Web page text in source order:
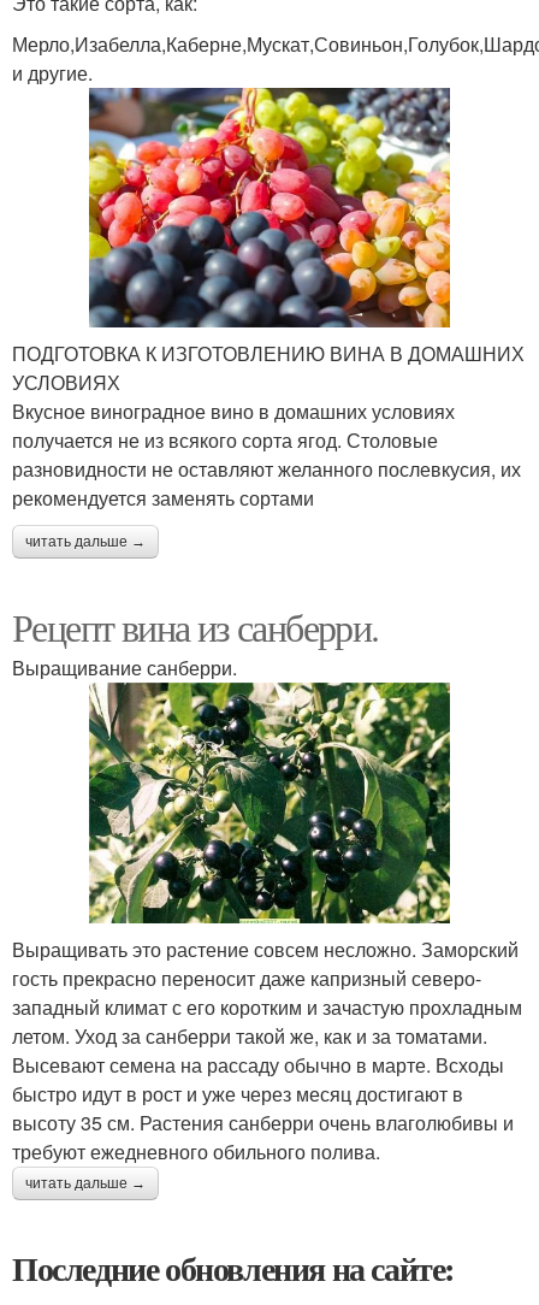
и другие.
ПОДГОТОВКА К ИЗГОТОВЛЕНИЮ ВИНА В ДОМАШНИХ
УСЛОВИЯХ
Вкусное виноградное вино в домашних условиях
получается не из всякого сорта ягод. Столовые
разновидности не оставляют желанного послевкусия, их
рекомендуется заменять сортами
читать дальше →
Рецепт вина из санберри.
Выращивание санберри.
Выращивать это растение совсем несложно. Заморский
гость прекрасно переносит даже капризный северо-
западный климат с его коротким и зачастую прохладным
летом. Уход за санберри такой же, как и за томатами.
Высевают семена на рассаду обычно в марте. Всходы
быстро идут в рост и уже через месяц достигают в
высоту 35 см. Растения санберри очень влаголюбивы и
требуют ежедневного обильного полива.
читать дальше →
Последние обновления на сайте: